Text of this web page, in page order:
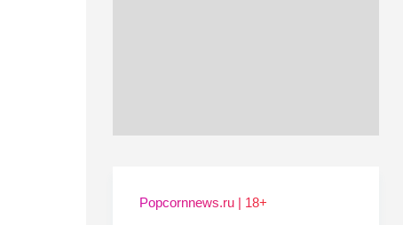
Popcornnews.ru | 18+